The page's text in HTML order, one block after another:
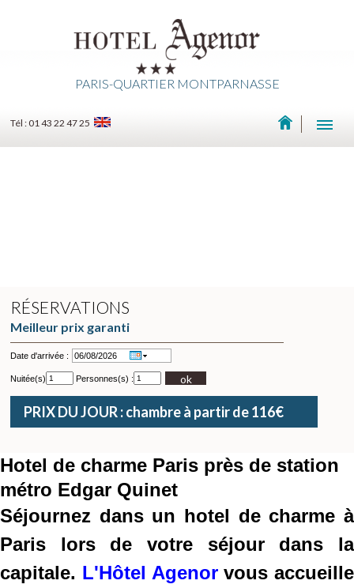
PARIS-QUARTIER MONTPARNASSE
Tél : 01 43 22 47 25
RÉSERVATIONS
Meilleur prix garanti
Date d'arrivée :
Nuitée(s) Personnes(s) : ok
PRIX DU JOUR : chambre à partir de 116€
Hotel de charme Paris près de station
métro Edgar Quinet
Séjournez dans un hotel de charme à
Paris lors de votre séjour dans la
capitale. L'Hôtel Agenorvous accueille